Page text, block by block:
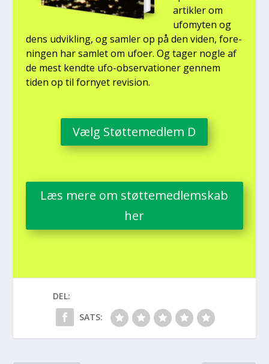
artik­ler om
ufo­myten og
dens udvik­ling, og sam­ler op på den viden, for­e­
nin­gen har sam­let om ufo­er. Og tager nog­le af
de mest kend­te ufo-obser­va­tio­ner gen­nem
tiden op til for­ny­et revi­sion.
Vælg Støt­te­med­lem D
Læs mere om støt­te­med­lem­skab
her
DEL:
SATS: